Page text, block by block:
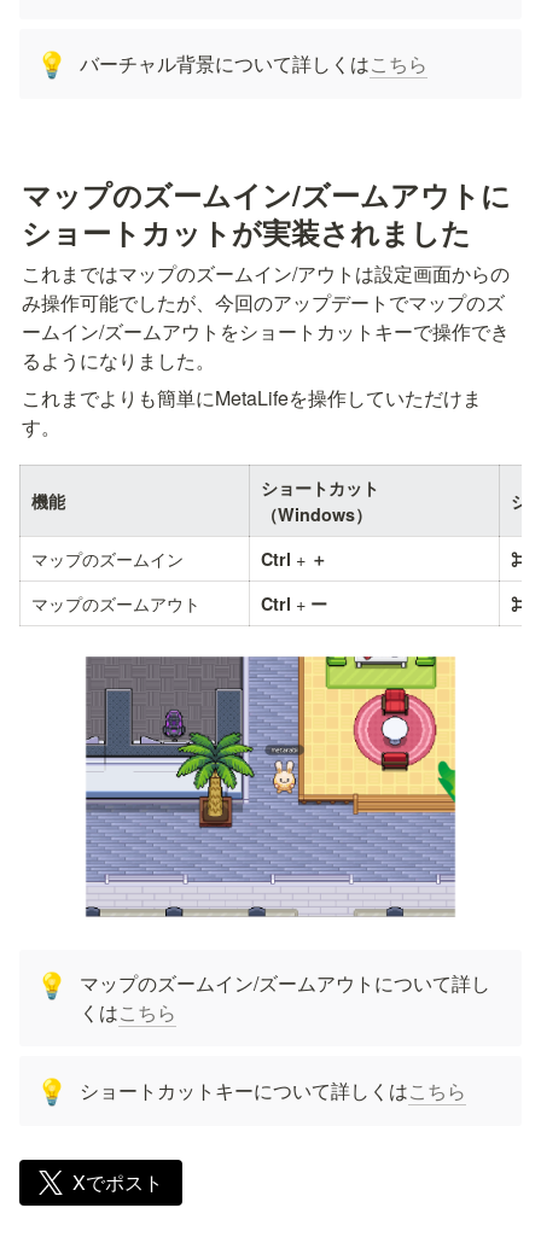
💡 バーチャル背景について詳しくはこちら
マップのズームイン/ズームアウトに
ショートカットが実装されました
これまではマップのズームイン/アウトは設定画面からの
み操作可能でしたが、今回のアップデートでマップのズ
ームイン/ズームアウトをショートカットキーで操作でき
るようになりました。
これまでよりも簡単にMetaLifeを操作していただけま
す。
機能
ショートカット
（Windows）
シ
マップのズームイン Ctrl + ＋
マップのズームアウト Ctrl + ー
💡
マップのズームイン/ズームアウトについて詳し
くはこちら
💡 ショートカットキーについて詳しくはこちら
Xでポスト